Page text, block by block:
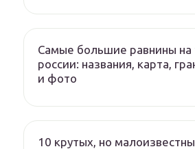
Самые большие равнины на
россии: названия, карта,
и фото
10 крутых, но